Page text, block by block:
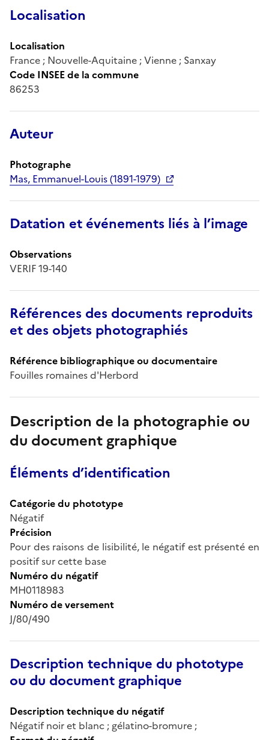
Localisation
Localisation
France ; Nouvelle-Aquitaine ; Vienne ; Sanxay
Code INSEE de la commune
86253
Auteur
Photographe
Mas, Emmanuel-Louis (1891-1979)
Datation et événements liés à l’image
Observations
VERIF 19-140
Références des documents reproduits
et des objets photographiés
Référence bibliographique ou documentaire
Fouilles romaines d'Herbord
Description de la photographie ou
du document graphique
Éléments d’identification
Catégorie du phototype
Négatif
Précision
Pour des raisons de lisibilité, le négatif est présenté en
positif sur cette base
Numéro du négatif
MH0118983
Numéro de versement
J/80/490
Description technique du phototype
ou du document graphique
Description technique du négatif
Négatif noir et blanc ; gélatino-bromure ;